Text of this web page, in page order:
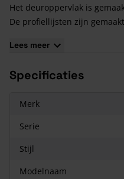
Het deuroppervlak is
De profiellijsten zijn
Afwijkende maten zijn op
Facet geslepen glas en glas
Lees meer
Specificaties
Merk
Serie
Stijl
Modelnaam